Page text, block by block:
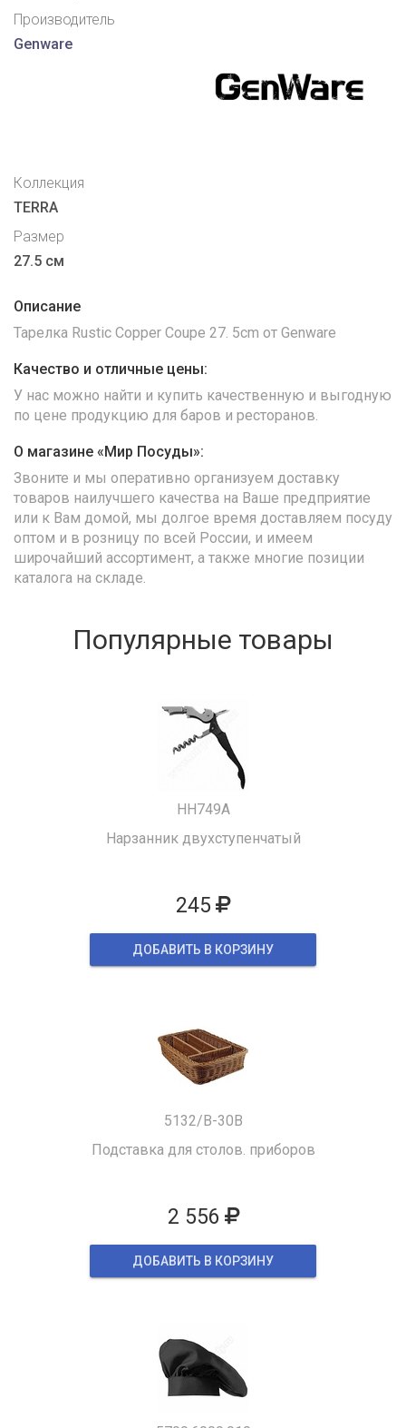
Производитель
Genware
Коллекция
TERRA
Размер
27.5 см
Описание
Тарелка Rustic Copper Coupe 27. 5cm от Genware
Качество и отличные цены:
У нас можно найти и купить качественную и выгодную
по цене продукцию для баров и ресторанов.
О магазине «Мир Посуды»:
Звоните и мы оперативно организуем доставку
товаров наилучшего качества на Ваше предприятие
или к Вам домой, мы долгое время доставляем посуду
оптом и в розницу по всей России, и имеем
широчайший ассортимент, а также многие позиции
каталога на складе.
Популярные товары
HH749A
Нарзанник двухступенчатый
245
ДОБАВИТЬ В КОРЗИНУ
5132/B-30B
Подставка для столов. приборов
2 556
ДОБАВИТЬ В КОРЗИНУ